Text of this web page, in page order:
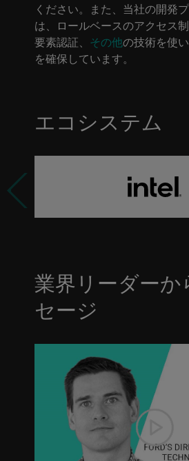
ください。また、当社の開発
は、ロールベースのアクセス
要素認証、 その他の技術を使
を確保しています。
エコシステム
業界リーダーか
セージ